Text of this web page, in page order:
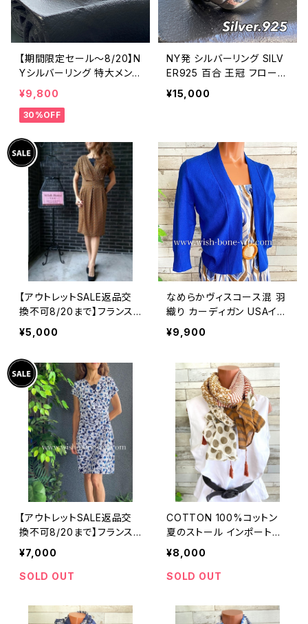
【期間限定セール～8/20】N
Yシルバーリング 特大メン
ズリング SILVER925 フェザ
ーリング ナバホ族 インディ
アンジュエリー 太め 指輪
¥9,800
30%OFF
NY発 シルバーリング SILV
ER925 百合 王冠 フローラ
ルリング ブラックストーン
指輪
¥15,000
【アウトレットSALE返品交
換不可8/20まで】フランス
製インポートワンピース｜L
ONNKEL PARIS クラシカ
ツ ワンピース/ブラウン系
¥5,000
なめらかヴィスコース混 羽
織り カーディガン USAイン
ポート/ブルー
¥9,900
【アウトレットSALE返品交
換不可8/20まで】フランス
製インポートワンピース｜カ
シュクールワンピース/立体
ワッフル・ホワイト＆ブルーフ
¥7,000
SOLD OUT
COTTON 100%コットン
夏のストール インポート大
判・ロングストール・通気
性・肌触り良いスカーフ/ブ
ラウン系ドット＆ボーダー
¥8,000
SOLD OUT